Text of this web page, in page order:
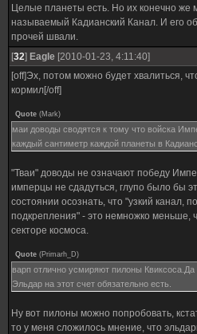
Целые планеты есть. Но их конечно же
называемый Кадианский Канал. И его
прочей швали.
[32] Eagle [2010-01-23, 4:11:40]
[off]Эх, потом можно будет хвалиться,
кормил[/off]
Quote (Mark)
маи доводы сводятся к тому что войска
каждый сантиметр каждой планеты в
"Тваи" доводы не означают победу
имперцы не сдадуться, глупо было бы
состоянии осознать, что "узкий канал,
подкрепления" - это немножко меньше,
секторе космоса.
Quote (Primarh_D)
варп отлично усмиряют пилоны
Эльдар на этот счет обязательно есть.
Ну вот пилоны можно попробовать,
то у меня сложилось мнение, что